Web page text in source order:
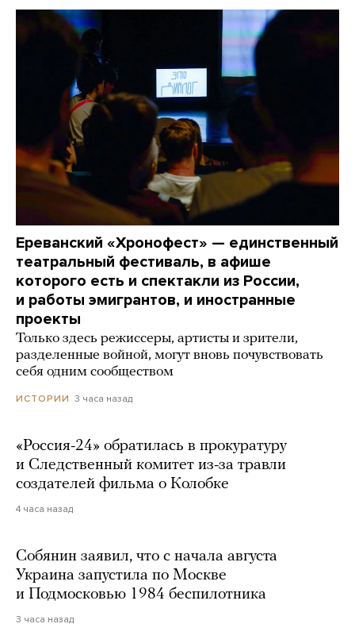
Ереванский «Хронофест» — единственный
театральный фестиваль, в афише
которого есть и спектакли из России,
и работы эмигрантов, и иностранные
проекты
Только здесь режиссеры, артисты и зрители,
разделенные войной, могут вновь почувствовать
себя одним сообществом
ИСТОРИИ 3 часа назад
«Россия-24» обратилась в прокуратуру
и Следственный комитет из-за травли
создателей фильма о Колобке
4 часа назад
Собянин заявил, что с начала августа
Украина запустила по Москве
и Подмосковью 1984 беспилотника
3 часа назад